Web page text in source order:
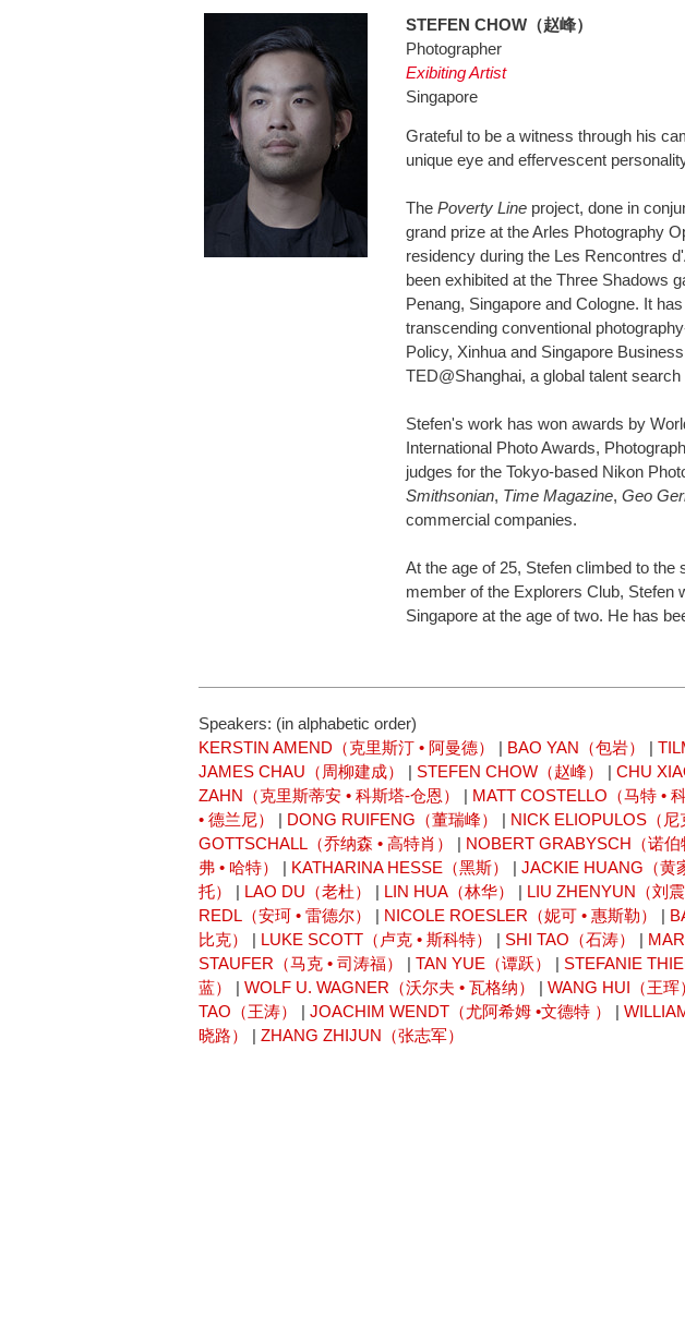
STEFEN CHOW（赵峰）
Photographer
Exibiting Artist
Singapore
Grateful to be a witness through his
unique eye and effervescent
The Poverty Line project, done in
grand prize at the Arles Photography
residency during the Les Rencontres
been exhibited at the Three Shadows
Penang, Singapore and Cologne. It
transcending conventional
Policy, Xinhua and Singapore
TED@Shanghai, a global talent
Stefen's work has won awards by
International Photo Awards,
judges for the Tokyo-based Nikon
Smithsonian, Time Magazine, Geo
commercial companies.
At the age of 25, Stefen climbed to
member of the Explorers Club, Stefen
Singapore at the age of two. He has
Speakers: (in alphabetic order)
KERSTIN AMEND（克里斯汀 • 阿曼德）
| BAO YAN（包岩） |
JAMES CHAU（周柳建成）
| STEFEN CHOW（赵峰） | CHU
ZAHN（克里斯蒂安 • 科斯塔-仓恩）
| MATT COSTELLO（马特 •
• 德兰尼）
| DONG RUIFENG（董瑞峰） | NICK ELIOPULOS（尼
GOTTSCHALL（乔纳森 • 高特肖）
| NOBERT GRABYSCH（诺伯
弗 • 哈特）
| KATHARINA HESSE（黑斯） | JACKIE HUANG（黄
托）
| LAO DU（老杜） | LIN HUA（林华） | LIU ZHENYUN（刘震
REDL（安珂 • 雷德尔）
| NICOLE ROESLER（妮可 • 惠斯勒） |
比克）
| LUKE SCOTT（卢克 • 斯科特） | SHI TAO（石涛） |
STAUFER（马克 • 司涛福）
| TAN YUE（谭跃） | STEFANIE
蓝）
| WOLF U. WAGNER（沃尔夫 • 瓦格纳） | WANG HUI（王珲
TAO（王涛）
| JOACHIM WENDT（尤阿希姆 •文德特 ） |
晓路）
| ZHANG ZHIJUN（张志军）